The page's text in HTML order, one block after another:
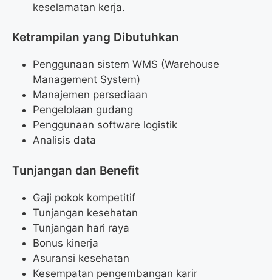
keselamatan kerja.
Ketrampilan yang Dibutuhkan
Penggunaan sistem WMS (Warehouse
Management System)
Manajemen persediaan
Pengelolaan gudang
Penggunaan software logistik
Analisis data
Tunjangan dan Benefit
Gaji pokok kompetitif
Tunjangan kesehatan
Tunjangan hari raya
Bonus kinerja
Asuransi kesehatan
Kesempatan pengembangan karir